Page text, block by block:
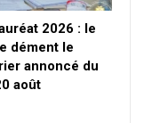
2026 : le
dément le
annoncé du
août